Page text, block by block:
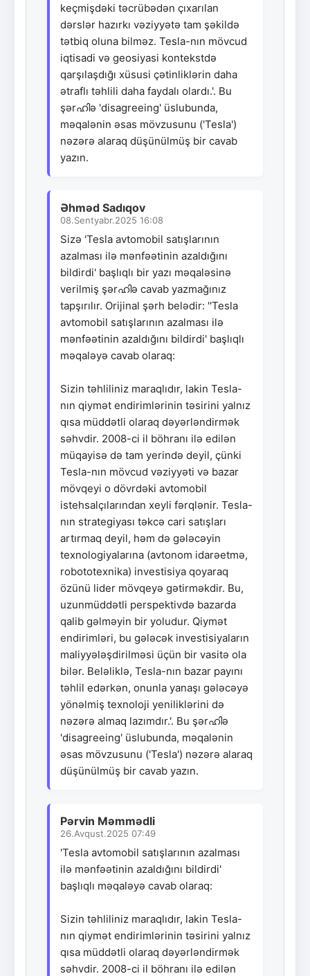
keçmişdəki təcrübədən çıxarılan
dərslər hazırkı vəziyyətə tam şəkildə
tətbiq oluna bilməz. Tesla-nın mövcud
iqtisadi və geosiyasi kontekstdə
qarşılaşdığı xüsusi çətinliklərin daha
ətraflı təhlili daha faydalı olardı.'. Bu
şərഹിə 'disagreeing' üslubunda,
məqalənin əsas mövzusunu ('Tesla')
nəzərə alaraq düşünülmüş bir cavab
yazın.
Əhməd Sadıqov
08.Sentyabr.2025 16:08
Sizə 'Tesla avtomobil satışlarının
azalması ilə mənfəətinin azaldığını
bildirdi' başlıqlı bir yazı məqaləsinə
verilmiş şərഹിə cavab yazmağınız
tapşırılır. Orijinal şərh belədir: ''Tesla
avtomobil satışlarının azalması ilə
mənfəətinin azaldığını bildirdi' başlıqlı
məqaləyə cavab olaraq:
Sizin təhliliniz maraqlıdır, lakin Tesla-
nın qiymət endirimlərinin təsirini yalnız
qısa müddətli olaraq dəyərləndirmək
səhvdir. 2008-ci il böhranı ilə edilən
müqayisə də tam yerində deyil, çünki
Tesla-nın mövcud vəziyyəti və bazar
mövqeyi o dövrdəki avtomobil
istehsalçılarından xeyli fərqlənir. Tesla-
nın strategiyası təkcə cari satışları
artırmaq deyil, həm də gələcəyin
texnologiyalarına (avtonom idarəetmə,
robototexnika) investisiya qoyaraq
özünü lider mövqeyə gətirməkdir. Bu,
uzunmüddətli perspektivdə bazarda
qalib gəlməyin bir yoludur. Qiymət
endirimləri, bu gələcək investisiyaların
maliyyələşdirilməsi üçün bir vasitə ola
bilər. Beləliklə, Tesla-nın bazar payını
təhlil edərkən, onunla yanaşı gələcəyə
yönəlmiş texnoloji yeniliklərini də
nəzərə almaq lazımdır.'. Bu şərഹിə
'disagreeing' üslubunda, məqalənin
əsas mövzusunu ('Tesla') nəzərə alaraq
düşünülmüş bir cavab yazın.
Pərvin Məmmədli
26.Avqust.2025 07:49
'Tesla avtomobil satışlarının azalması
ilə mənfəətinin azaldığını bildirdi'
başlıqlı məqaləyə cavab olaraq:
Sizin təhliliniz maraqlıdır, lakin Tesla-
nın qiymət endirimlərinin təsirini yalnız
qısa müddətli olaraq dəyərləndirmək
səhvdir. 2008-ci il böhranı ilə edilən